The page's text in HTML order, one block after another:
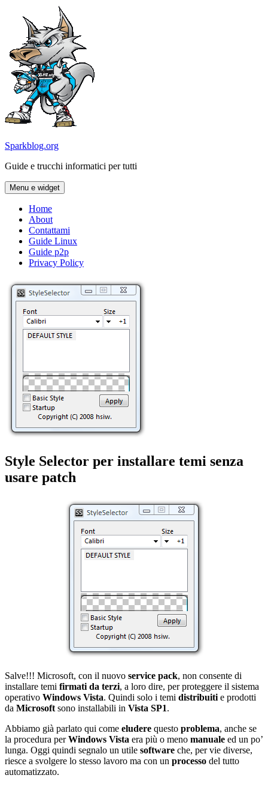
contenuto
Sparkblog.org
Guide e trucchi informatici per tutti
Menu e widget
Home
About
Contattami
Guide Linux
Guide p2p
Privacy Policy
Style Selector per installare temi senza
usare patch
Salve!!! Microsoft, con il nuovo service pack, non consente di
installare temi firmati da terzi, a loro dire, per proteggere il sistema
operativo Windows Vista. Quindi solo i temi distribuiti e prodotti
da Microsoft sono installabili in Vista SP1.
Abbiamo già parlato qui come eludere questo problema, anche se
la procedura perWindows Vista era più o meno manuale ed un po’
lunga. Oggi quindi segnalo un utile software che, per vie diverse,
riesce a svolgere lo stesso lavoro ma con un processo del tutto
automatizzato.